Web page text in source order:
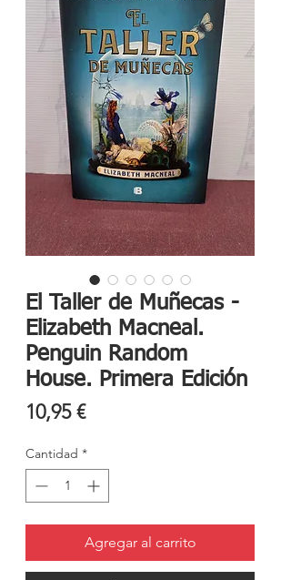
El Taller de Muñecas -
Elizabeth Macneal.
Penguin Random
House. Primera Edición
10,95 €Precio
Cantidad *
Agregar al carrito